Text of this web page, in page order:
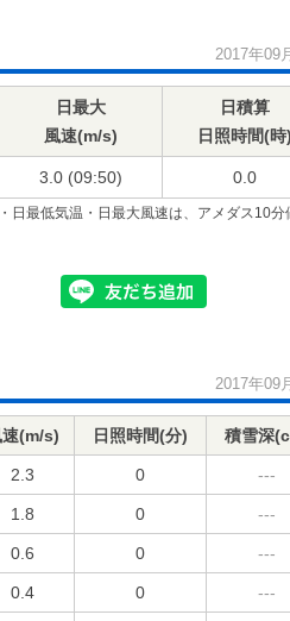
2017年09
日最大
風速(m/s)
日積算
日照時間(時)
3.0 (09:50) 0.0
日最低気温・日最大風速は、アメダス10分
2017年09
速(m/s) 日照時間(分) 積雪深
2.3 0 ---
1.8 0 ---
0.6 0 ---
0.4 0 ---